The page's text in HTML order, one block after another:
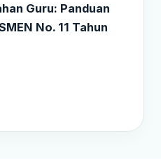
Guru: Panduan
No. 11 Tahun